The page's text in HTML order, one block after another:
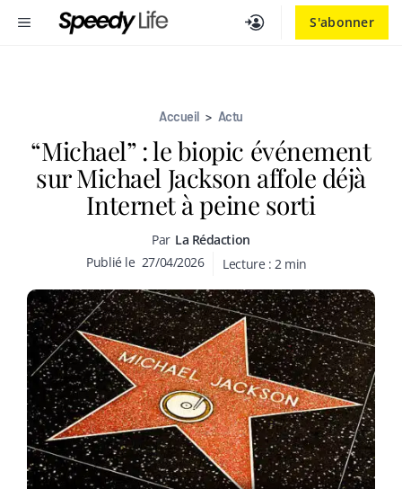
S'abonner
MENU
Accueil > Actu
“Michael” : le biopic événement
sur Michael Jackson affole déjà
Internet à peine sorti
Par La Rédaction
Publié le 27/04/2026 Lecture : 2 min